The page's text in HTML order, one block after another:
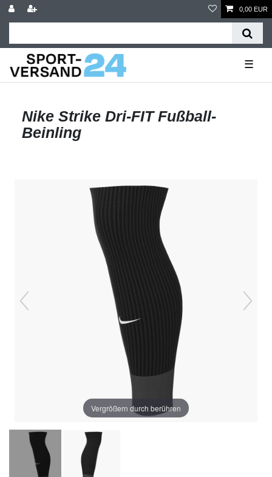
0,00 EUR
☰
Nike Strike Dri-FIT Fußball-
Beinling
Vergrößern durch berühren